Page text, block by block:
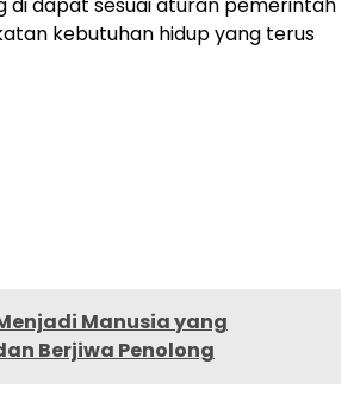
di dapat sesuai aturan pemerintah
kebutuhan hidup yang terus
Manusia yang
Berjiwa Penolong